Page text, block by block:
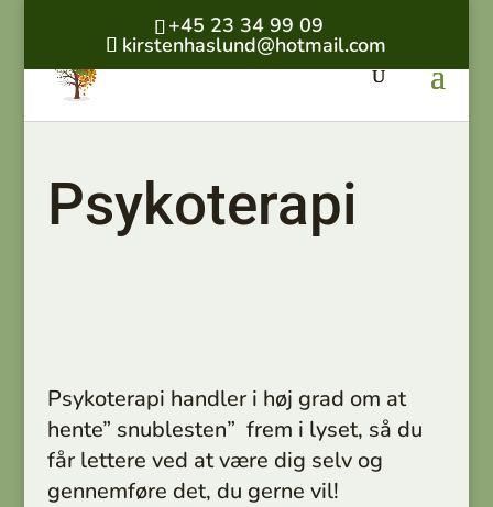
+45 23 34 99 09
kirstenhaslund@hotmail.com
Psykoterapi
Psykoterapi handler i høj grad om at
hente” snublesten” frem i lyset, så du
får lettere ved at være dig selv og
gennemføre det, du gerne vil!